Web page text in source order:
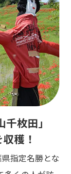
枚田」
穫！
指定名勝とな